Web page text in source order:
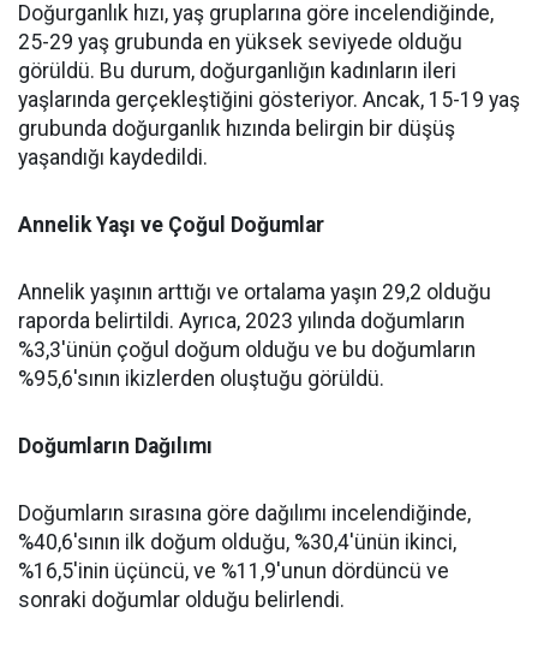
Doğurganlık hızı, yaş gruplarına göre incelendiğinde,
25-29 yaş grubunda en yüksek seviyede olduğu
görüldü. Bu durum, doğurganlığın kadınların ileri
yaşlarında gerçekleştiğini gösteriyor. Ancak, 15-19 yaş
grubunda doğurganlık hızında belirgin bir düşüş
yaşandığı kaydedildi.
Annelik Yaşı ve Çoğul Doğumlar
Annelik yaşının arttığı ve ortalama yaşın 29,2 olduğu
raporda belirtildi. Ayrıca, 2023 yılında doğumların
%3,3'ünün çoğul doğum olduğu ve bu doğumların
%95,6'sının ikizlerden oluştuğu görüldü.
Doğumların Dağılımı
Doğumların sırasına göre dağılımı incelendiğinde,
%40,6'sının ilk doğum olduğu, %30,4'ünün ikinci,
%16,5'inin üçüncü, ve %11,9'unun dördüncü ve
sonraki doğumlar olduğu belirlendi.